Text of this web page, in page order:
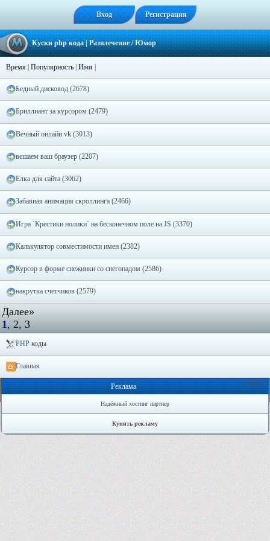
Вход Регистрация
Куски php кода| Развлечение / Юмор
Время Популярность Имя
Бедный дисковод (2678)
Бриллиант за курсором (2479)
Вечный онлайн vk (3013)
вешаем ваш браузер (2207)
Елка для сайта (3062)
Забавная анимация скроллинга (2466)
Игра `Крестики нолики` на бесконечном поле на JS (3370)
Калькулятор совместимости имен (2382)
Курсор в форме снежинки со снегопадом (2586)
накрутка счетчиков (2579)
Далее»
1 , 2, 3
PHP коды
Главная
Онлайн: 1
Реклама
Надёжный хостинг партнер
Купить рекламу